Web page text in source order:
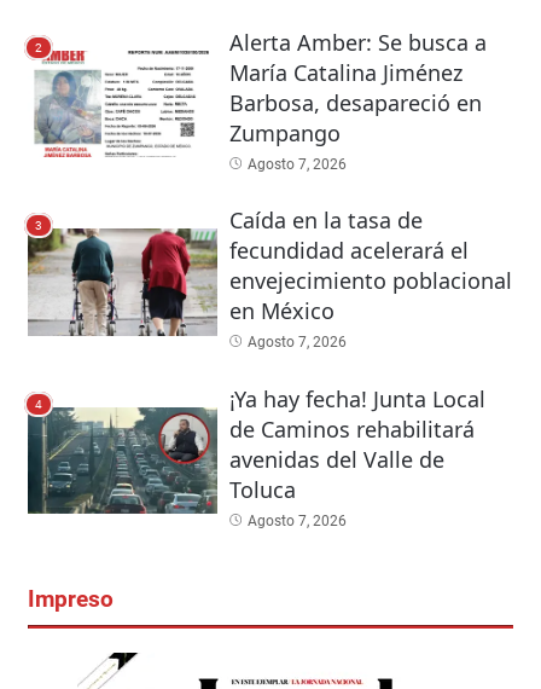
2
Alerta Amber: Se busca a
María Catalina Jiménez
Barbosa, desapareció en
Zumpango
Agosto 7, 2026
3
Caída en la tasa de
fecundidad acelerará el
envejecimiento poblacional
en México
Agosto 7, 2026
4
¡Ya hay fecha! Junta Local
de Caminos rehabilitará
avenidas del Valle de
Toluca
Agosto 7, 2026
Impreso